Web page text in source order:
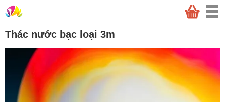
Thác nước bạc loại 3m